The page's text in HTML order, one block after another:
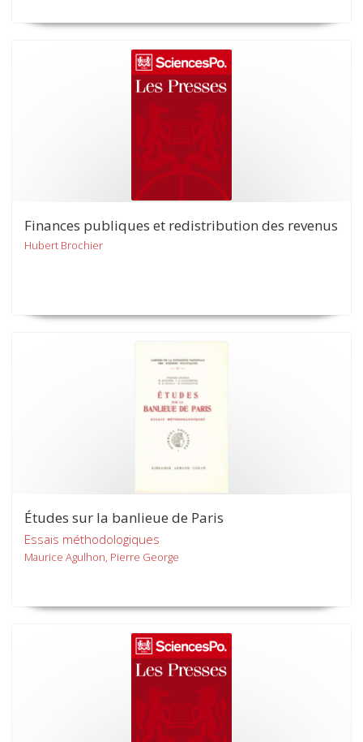
Finances publiques et redistribution des revenus
Hubert Brochier
Études sur la banlieue de Paris
Essais méthodologiques
Maurice Agulhon, Pierre George